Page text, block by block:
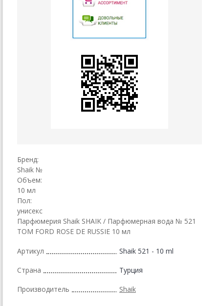
Бренд:
Shaik №
Объем:
10 мл
Пол:
унисекс
Парфюмерия Shaik SHAIK / Парфюмерная вода № 521
TOM FORD ROSE DE RUSSIE 10 мл
Артикул Shaik 521 - 10 ml
Страна Турция
Производитель Shaik